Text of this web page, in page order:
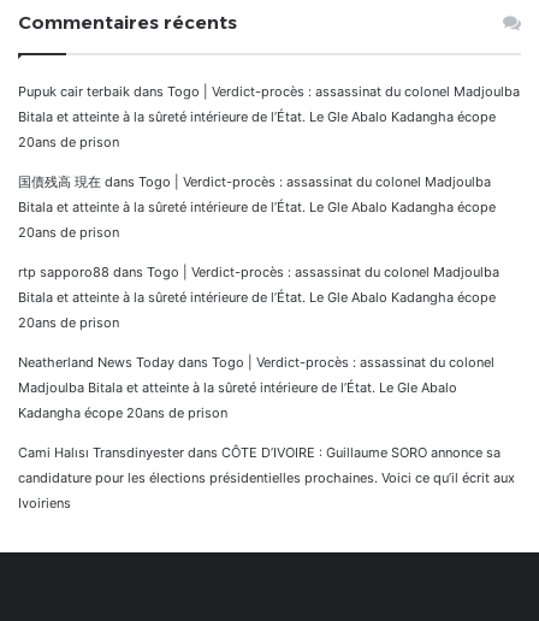
Commentaires récents
Pupuk cair terbaik dans Togo | Verdict-procès : assassinat du colonel Madjoulba
Bitala et atteinte à la sûreté intérieure de l’État. Le Gle Abalo Kadangha écope
20ans de prison
国債残高 現在 dans Togo | Verdict-procès : assassinat du colonel Madjoulba
Bitala et atteinte à la sûreté intérieure de l’État. Le Gle Abalo Kadangha écope
20ans de prison
rtp sapporo88 dans Togo | Verdict-procès : assassinat du colonel Madjoulba
Bitala et atteinte à la sûreté intérieure de l’État. Le Gle Abalo Kadangha écope
20ans de prison
Neatherland News Today dans Togo | Verdict-procès : assassinat du colonel
Madjoulba Bitala et atteinte à la sûreté intérieure de l’État. Le Gle Abalo
Kadangha écope 20ans de prison
Cami Halısı Transdinyester dans CÔTE D’IVOIRE : Guillaume SORO annonce sa
candidature pour les élections présidentielles prochaines. Voici ce qu’il écrit aux
Ivoiriens